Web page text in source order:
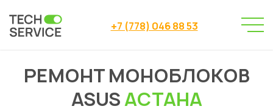
+7 (778) 046 88 53
Сервисный центр
→
Сервисный центр Астана
→
Ремонт моноблоков
→ Asus
РЕМОНТ МОНОБЛОКОВ
ASUSАСТАНА